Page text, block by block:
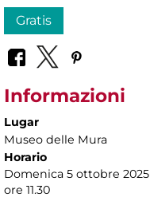
Gratis
Informazioni
Lugar
Museo delle Mura
Horario
Domenica 5 ottobre 2025
ore 11.30